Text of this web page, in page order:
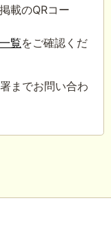
載のQRコー
覧をご確認くだ
までお問い合わ